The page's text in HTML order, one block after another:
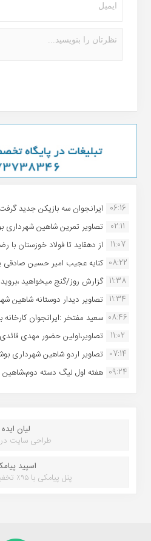
06:16 ایرانجوان سه بازیکن جدید
02:11
تصاویر تمرین شاهین شهردارى
11:07
از دهقاید تا فولاد خوزستان با
08:22 کنایه عجیب امیر حسین صادقی
11:38 گزارش روز/گنج میخواهید
11:34 تصاویر دیدار دوستانه شاهین
08:46 سعید مفتخر :ایرانجوان کارخانه
11:02
تصاویر،اولین حضور مهدی
07:14 تصاویر اردو شاهین شهرداری
09:24 هفته اول لیگ دسته دوم،شاهین
لیان ایده
طراحی سایت در
اسپید
پنل پیامکی با ۹۵٪ تخفیف خرید پنل